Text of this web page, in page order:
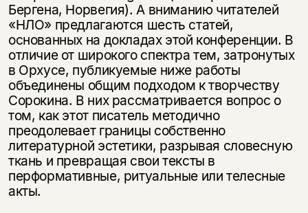
Бергена, Норвегия). А вниманию читателей
«НЛО» предлагаются шесть статей,
основанных на докладах этой конфе­ренции. В
отличие от широкого спектра тем, затронутых
в Орхусе, публи­куемые ниже работы
объединены общим подходом к творчеству
Сороки­на. В них рассматривается вопрос о
том, как этот писатель методично
преодолевает границы собственно
литературной эстетики, разрывая словес­ную
ткань и превращая свои тексты в
перформативные, ритуальные или телесные
акты.
Я соглашаюсь сПолитикой конфиденциальности
подписаться
Я соглашаюсь сПолитикой конфиденциальности
подписаться
несовершеннолетних
Скажите, пожалуйста,
вам уже исполнилось 18 лет?
да
нет, вернуться назад